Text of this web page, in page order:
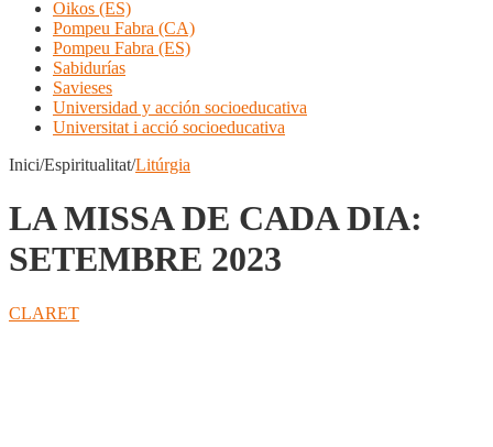
Oikos (ES)
Pompeu Fabra (CA)
Pompeu Fabra (ES)
Sabidurías
Savieses
Universidad y acción socioeducativa
Universitat i acció socioeducativa
Inici/Espiritualitat/Litúrgia
LA MISSA DE CADA DIA:
SETEMBRE 2023
CLARET